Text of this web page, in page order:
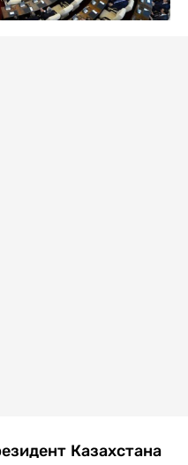
Казахстана